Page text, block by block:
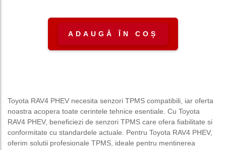
ADAUGĂ ÎN COȘ
Toyota RAV4 PHEV necesita senzori TPMS compatibili, iar oferta
noastra acopera toate cerintele tehnice esentiale. Cu Toyota
RAV4 PHEV, beneficiezi de senzori TPMS care ofera fiabilitate si
conformitate cu standardele actuale. Pentru Toyota RAV4 PHEV,
oferim solutii profesionale TPMS, ideale pentru mentinerea